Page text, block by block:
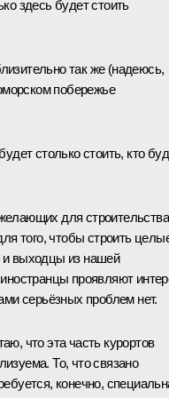
здесь будет стоить
так же (надеюсь,
побережье
столько стоить, кто
для строительства
того, чтобы строить
и выходцы из нашей
проявляют
серьёзных проблем нет.
что эта часть курортов
То, что связано
конечно,